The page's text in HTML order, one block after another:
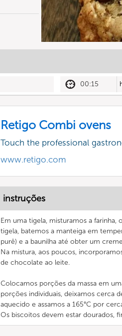
00:15
Retigo Combi ovens
Touch the professional
www.retigo.com
instruções
Em uma tigela, misturamos a
tigela, batemos a manteiga em
purê) e a baunilha até obter um
Na mistura, aos poucos,
de chocolate ao leite.
Colocamos porções da massa em
porções individuais, deixamos cerca
aquecido e assamos a 165°C por
Os biscoitos devem estar dourados,